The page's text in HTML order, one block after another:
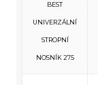
BEST
UNIVERZÁLNÍ
STROPNÍ
NOSNÍK 275